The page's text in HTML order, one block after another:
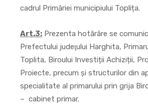
cadrul Primăriei municipiului Toplița.
Art.3: Prezenta hotărâre se
Prefectului judeţului Harghita,
Toplita, Biroului Investiții Achiziții,
Proiecte, precum și structurilor din
specialitate al primarului prin grija
– cabinet primar.